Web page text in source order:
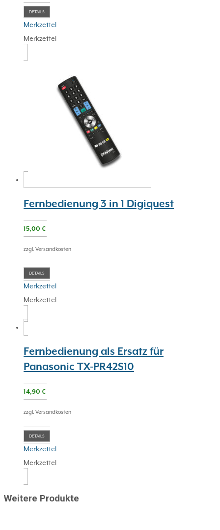
DETAILS
Merkzettel
Merkzettel
Fernbedienung 3 in 1 Digiquest
15,00 €
zzgl. Versandkosten
DETAILS
Merkzettel
Merkzettel
Fernbedienung als Ersatz für
Panasonic TX-PR42S10
14,90 €
zzgl. Versandkosten
DETAILS
Merkzettel
Merkzettel
Weitere Produkte